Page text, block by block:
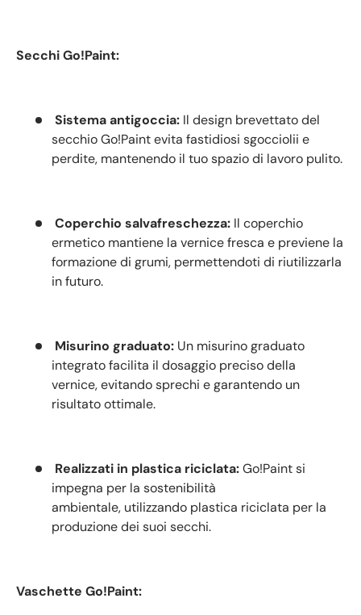
Secchi Go!Paint:
Sistema antigoccia: Il design brevettato del
secchio Go!Paint evita fastidiosi sgocciolii e
perdite, mantenendo il tuo spazio di lavoro pulito.
Coperchio salvafreschezza: Il coperchio
ermetico mantiene la vernice fresca e previene la
formazione di grumi, permettendoti di riutilizzarla
in futuro.
Misurino graduato: Un misurino graduato
integrato facilita il dosaggio preciso della
vernice, evitando sprechi e garantendo un
risultato ottimale.
Realizzati in plastica riciclata:Go!Paint si
impegna per la sostenibilità
ambientale, utilizzando plastica riciclata per la
produzione dei suoi secchi.
Vaschette Go!Paint: